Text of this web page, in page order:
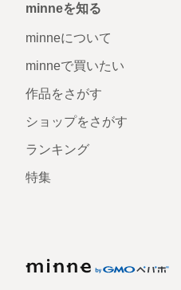
minneを知る
minneについて
minneで買いたい
作品をさがす
ショップをさがす
ランキング
特集